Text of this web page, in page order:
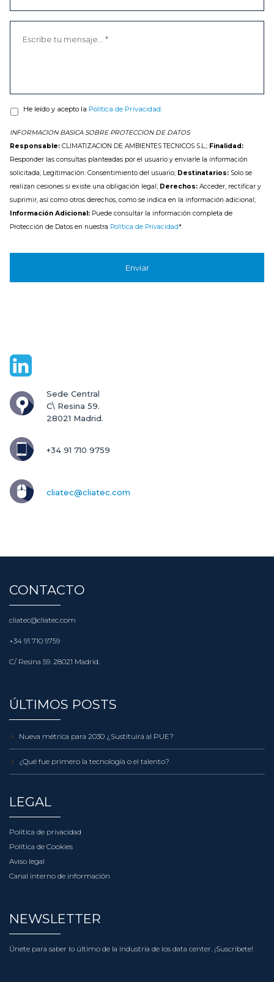
He leído y acepto la Política de Privacidad.
INFORMACION BASICA SOBRE PROTECCION DE DATOS
Responsable: CLIMATIZACION DE AMBIENTES TECNICOS S.L.; Finalidad:
Responder las consultas planteadas por el usuario y enviarle la información
solicitada; Legitimación: Consentimiento del usuario; Destinatarios: Solo se
realizan cesiones si existe una obligación legal; Derechos: Acceder, rectificar y
suprimir, así como otros derechos, como se indica en la información adicional;
Información Adicional: Puede consultar la información completa de
Protección de Datos en nuestra Política de Privacidad*.
Sede Central
C\ Resina 59.
28021 Madrid.
+34 91 710 9759
cliatec@cliatec.com
CONTACTO
cliatec@cliatec.com
+34 91 710 9759
C/ Resina 59. 28021 Madrid.
ÚLTIMOS POSTS
Nueva métrica para 2030 ¿Sustituirá al PUE?
¿Qué fue primero la tecnología o el talento?
LEGAL
Política de privacidad
Política de Cookies
Aviso legal
Canal interno de información
NEWSLETTER
Únete para saber lo último de la industria de los data center. ¡Suscríbete!